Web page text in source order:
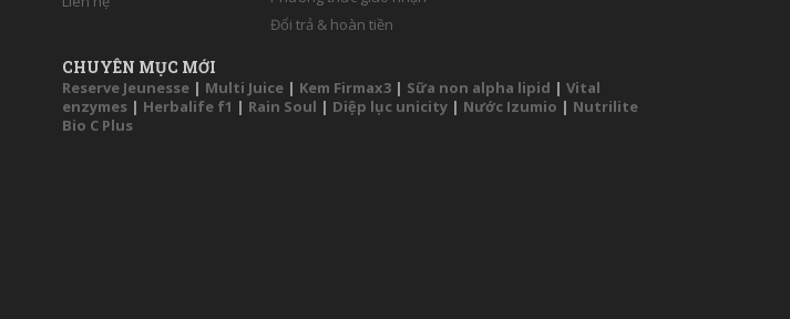
Đổi trả & hoàn tiền
CHUYÊN MỤC MỚI
Reserve Jeunesse | Multi Juice | Kem Firmax3 | Sữa non alpha lipid | Vital
enzymes | Herbalife f1 | Rain Soul | Diệp lục unicity | Nước Izumio | Nutrilite
Bio C Plus